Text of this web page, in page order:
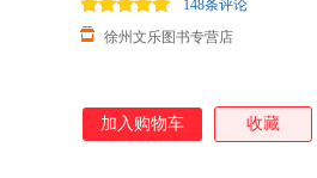
徐州文乐图书专营店
148条评论
加入购物车 收藏